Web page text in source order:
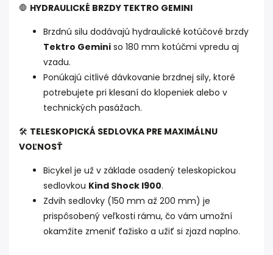
🛑 HYDRAULICKÉ BRZDY TEKTRO GEMINI
Brzdnú silu dodávajú hydraulické kotúčové brzdy
Tektro Gemini so 180 mm kotúčmi vpredu aj
vzadu.
Ponúkajú citlivé dávkovanie brzdnej sily, ktoré
potrebujete pri klesaní do klopeniek alebo v
technických pasážach.
🛠️ TELESKOPICKÁ SEDLOVKA PRE MAXIMÁLNU
VOĽNOSŤ
Bicykel je už v základe osadený teleskopickou
sedlovkou Kind Shock I900.
Zdvih sedlovky (150 mm až 200 mm) je
prispôsobený veľkosti rámu, čo vám umožní
okamžite zmeniť ťažisko a užiť si zjazd naplno.